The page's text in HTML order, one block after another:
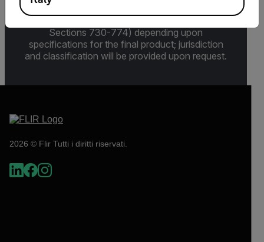
(22 C.F.R. Sections 120-130) or the Export
Sections 730-774) depending upon
specifications for the final product; jurisdiction
and classification will be provided upon request.
2026 © Flir Tutti i diritti riservati.